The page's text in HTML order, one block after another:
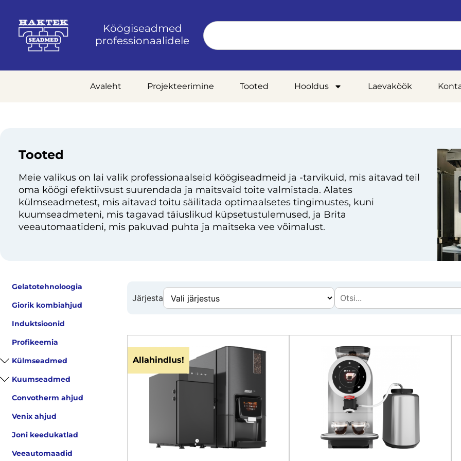
Köögiseadmed
professionaalidele
Avaleht Projekteerimine Tooted Hooldus Laevaköök
Tooted
Meie valikus on lai valik professionaalseid köögiseadmeid ja -tarvikuid, mis aitavad teil
oma köögi efektiivsust suurendada ja maitsvaid toite valmistada. Alates
külmseadmetest, mis aitavad toitu säilitada optimaalsetes tingimustes, kuni
kuumseadmeteni, mis tagavad täiuslikud küpsetustulemused, ja Brita
veeautomaatideni, mis pakuvad puhta ja maitseka vee võimalust.
Gelatotehnoloogia
Giorik kombiahjud
Induktsioonid
Profikeemia
Külmseadmed
Kuumseadmed
Convotherm ahjud
Venix ahjud
Joni keedukatlad
Veeautomaadid
Järjesta
Allahindlus!